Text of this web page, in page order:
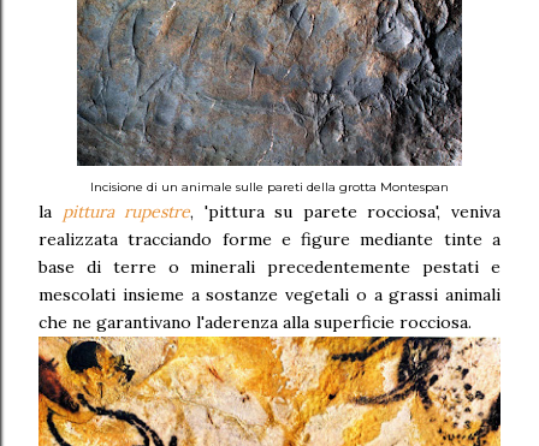
Incisione di un animale sulle pareti della grotta Montespan
la pittura rupestre, 'pittura su parete rocciosa', veniva
realizzata tracciando forme e figure mediante tinte a
base di terre o minerali precedentemente pestati e
mescolati insieme a sostanze vegetali o a grassi animali
che ne garantivano l'aderenza alla superficie rocciosa.